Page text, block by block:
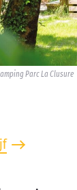
Parc La Clusure